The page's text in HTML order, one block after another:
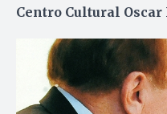
Centro Cultural